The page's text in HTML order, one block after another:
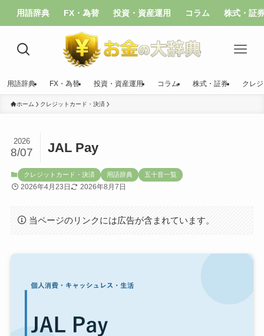
用語辞典 FX・為替 投資・資産運用 コラム 株式・証
用語辞典 FX・為替 投資・資産運用 コラム 株式・証券 クレ
ホーム クレジットカード・決済
JAL Pay
2026
8/07
クレジットカード・決済 用語辞典 五十音一覧
2026年4月23日 2026年8月7日
当ページのリンクには広告が含まれています。